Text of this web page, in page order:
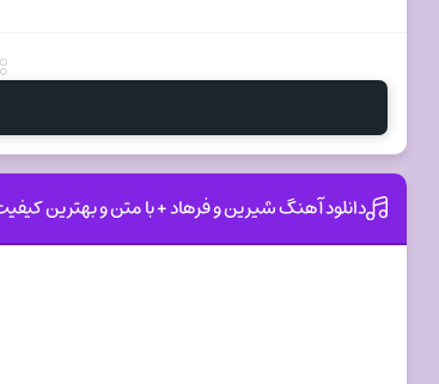
دانلود آهنگ شیرین و فرهاد + با متن و بهترین